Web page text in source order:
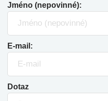
Jméno (nepovinné):
E-mail:
Dotaz